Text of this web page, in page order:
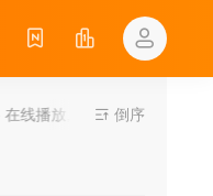
播放,无需安装播放器
倒序